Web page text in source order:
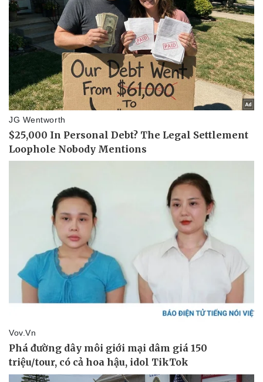
Kinh tế
Bất động sản
Khởi nghiệp
Giá vàng
Tiêu dùng
Tỷ giá
Chứng khoán